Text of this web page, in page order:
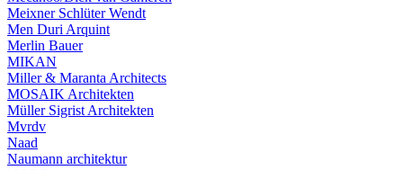
Meixner Schlüter Wendt
Men Duri Arquint
Merlin Bauer
MIKAN
Miller & Maranta Architects
MOSAIK Architekten
Müller Sigrist Architekten
Mvrdv
Naad
Naumann architektur